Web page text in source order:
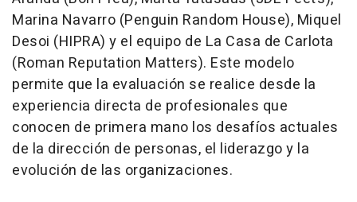
Marina Navarro (Penguin Random House), Miquel
Desoi (HIPRA) y el equipo de La Casa de Carlota
(Roman Reputation Matters). Este modelo
permite que la evaluación se realice desde la
experiencia directa de profesionales que
conocen de primera mano los desafíos actuales
de la dirección de personas, el liderazgo y la
evolución de las organizaciones.